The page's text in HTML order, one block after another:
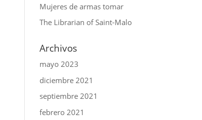
Mujeres de armas tomar
The Librarian of Saint-Malo
Archivos
mayo 2023
diciembre 2021
septiembre 2021
febrero 2021